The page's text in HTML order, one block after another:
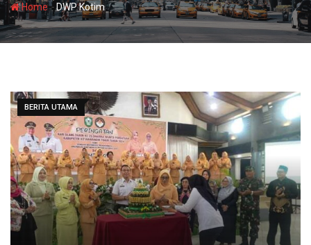
Home-DWP Kotim
BERITA UTAMA